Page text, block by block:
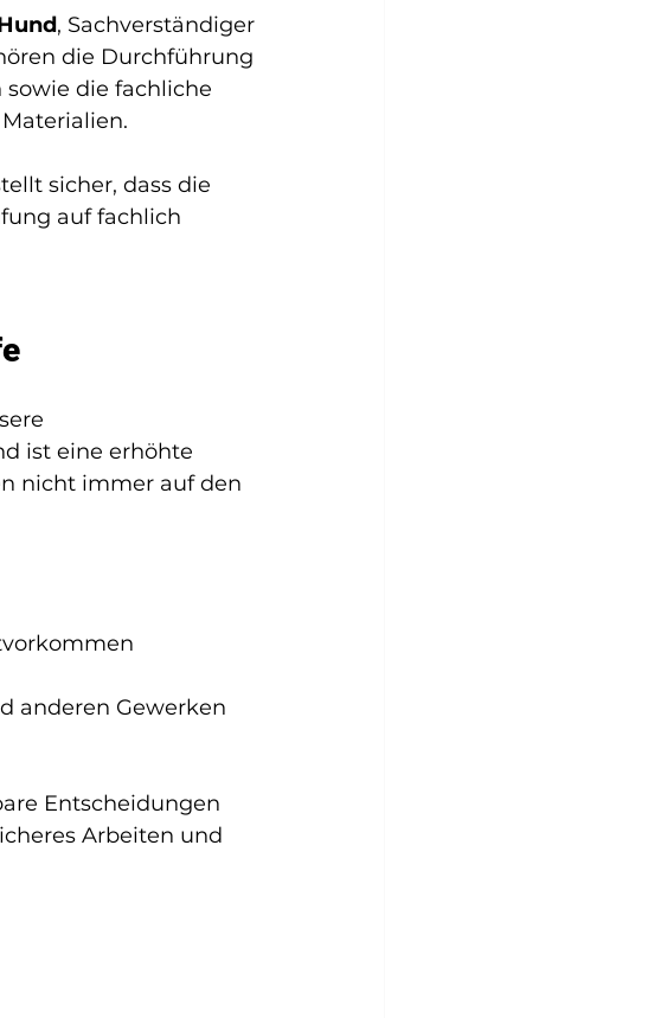
, Sachverständiger
die Durchführung
die fachliche
sicher, dass die
auf fachlich
ist eine erhöhte
nicht immer auf den
anderen Gewerken
Entscheidungen
Arbeiten und